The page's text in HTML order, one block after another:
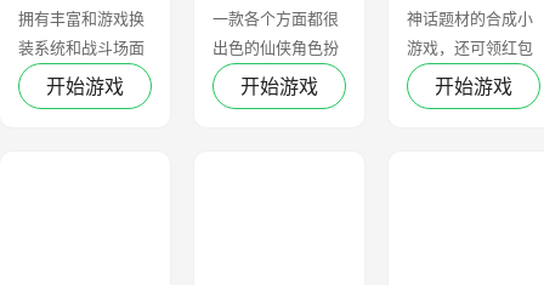
拥有丰富和游戏换
装系统和战斗场面
开始游戏
一款各个方面都很
出色的仙侠角色扮
演类手游
开始游戏
神话题材的合成小
游戏，还可领红包
开始游戏